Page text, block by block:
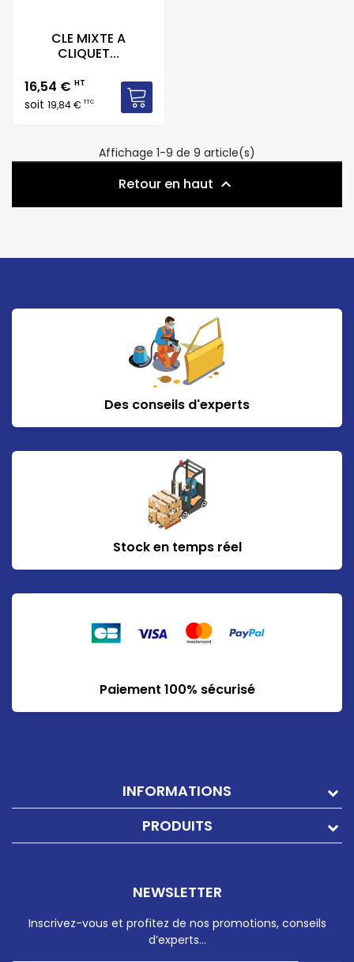
CLE MIXTE A
CLIQUET...
Prix
16,54 € HT
soit 19,84 €TTC
Affichage 1-9 de 9 article(s)
Retour en haut 
Des conseils d'experts
Stock en temps réel
Paiement 100% sécurisé
INFORMATIONS
PRODUITS
NEWSLETTER
Inscrivez-vous et profitez de nos promotions, conseils
d’experts…